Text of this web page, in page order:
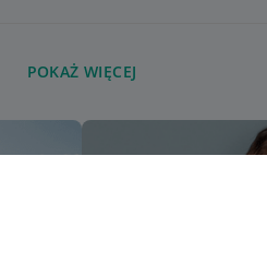
POKAŻ WIĘCEJ